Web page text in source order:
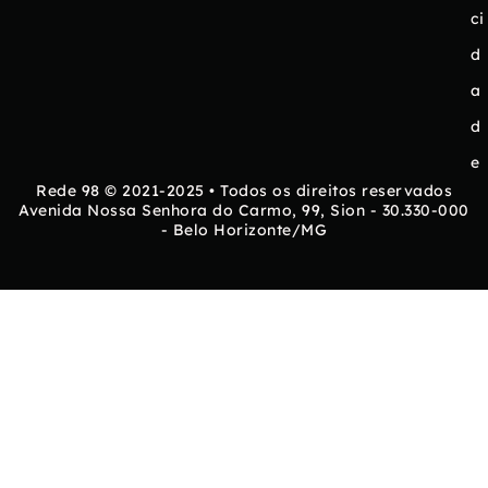
ci
d
a
d
e
Rede 98 © 2021-2025 • Todos os direitos reservados
Avenida Nossa Senhora do Carmo, 99, Sion - 30.330-000
- Belo Horizonte/MG